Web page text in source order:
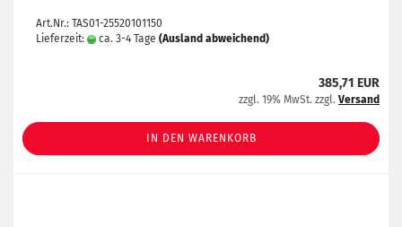
Art.Nr.: TAS01-25520101150
Lieferzeit:
ca. 3-4 Tage (Ausland abweichend)
385,71 EUR
zzgl. 19% MwSt. zzgl. Versand
IN DEN WARENKORB